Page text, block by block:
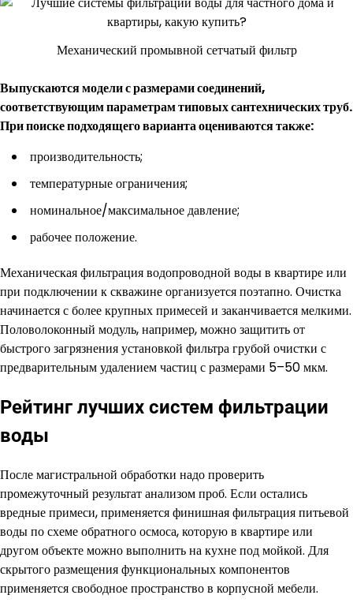
Механический промывной сетчатый фильтр
Выпускаются модели с размерами соединений,
соответствующим параметрам типовых сантехнических труб.
При поиске подходящего варианта оцениваются также:
производительность;
температурные ограничения;
номинальное/максимальное давление;
рабочее положение.
Механическая фильтрация водопроводной воды в квартире или
при подключении к скважине организуется поэтапно. Очистка
начинается с более крупных примесей и заканчивается мелкими.
Половолоконный модуль, например, можно защитить от
быстрого загрязнения установкой фильтра грубой очистки с
предварительным удалением частиц с размерами 5–50 мкм.
Рейтинг лучших систем фильтрации
воды
После магистральной обработки надо проверить
промежуточный результат анализом проб. Если остались
вредные примеси, применяется финишная фильтрация питьевой
воды по схеме обратного осмоса, которую в квартире или
другом объекте можно выполнить на кухне под мойкой. Для
скрытого размещения функциональных компонентов
применяется свободное пространство в корпусной мебели.